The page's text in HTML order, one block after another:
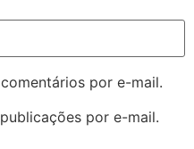
por e-mail.
por e-mail.